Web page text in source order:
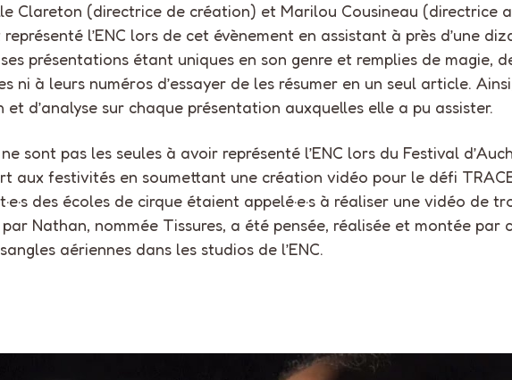
Clareton (directrice de création) et Marilou Cousineau (directrice
l’ENC lors de cet évènement en assistant à près d’une
présentations étant uniques en son genre et remplies de magie,
ni à leurs numéros d’essayer de les résumer en un seul article.
d’analyse sur chaque présentation auxquelles elle a pu assister.
sont pas les seules à avoir représenté l’ENC lors du Festival
aux festivités en soumettant une création vidéo pour le défi
des écoles de cirque étaient appelé·e·s à réaliser une vidéo de
Nathan, nommée Tissures, a été pensée, réalisée et montée
aériennes dans les studios de l’ENC.